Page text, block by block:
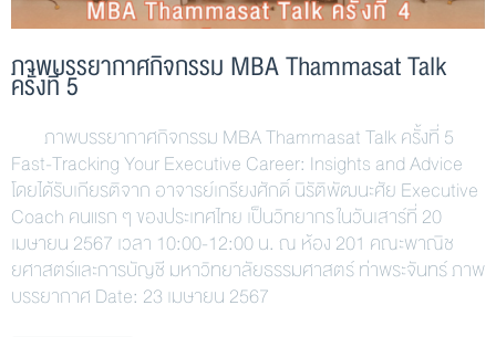
ภาพบรรยากาศกิจกรรม MBA Thammasat Talk
ครั้งที่ 5
ภาพบรรยากาศกิจกรรม MBA Thammasat Talk ครั้งที่ 5
Fast-Tracking Your Executive Career: Insights and Advice
โดยได้รับเกียรติจาก อาจารย์เกรียงศักดิ์ นิรัติพัฒนะศัย Executive
Coach คนแรก ๆ ของประเทศไทย เป็นวิทยากร ในวันเสาร์ที่ 20
เมษายน 2567 เวลา 10:00-12:00 น. ณ ห้อง 201 คณะพาณิช
ยศาสตร์และการบัญชี มหาวิทยาลัยธรรมศาสตร์ ท่าพระจันทร์ ภาพ
บรรยากาศ Date: 23 เมษายน 2567